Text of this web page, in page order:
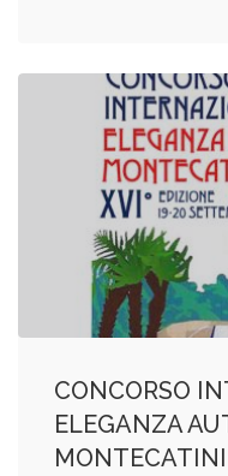
CONCORSO
ELEGANZA